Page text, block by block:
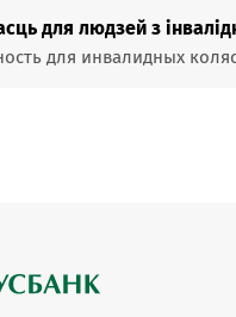
для людзей з
для инвалидных